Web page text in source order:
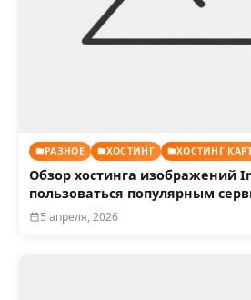
РАЗНОЕ ХОСТИНГ ХОСТИНГ
Обзор хостинга изображений
пользоваться популярным
5 апреля, 2026